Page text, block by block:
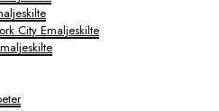
City Emaljeskilte